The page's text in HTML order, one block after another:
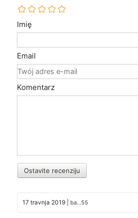
Imię
Email
Komentarz
Ostavite recenziju
17 travnja 2019 ba...55